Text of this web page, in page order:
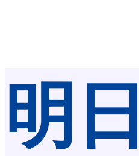
明